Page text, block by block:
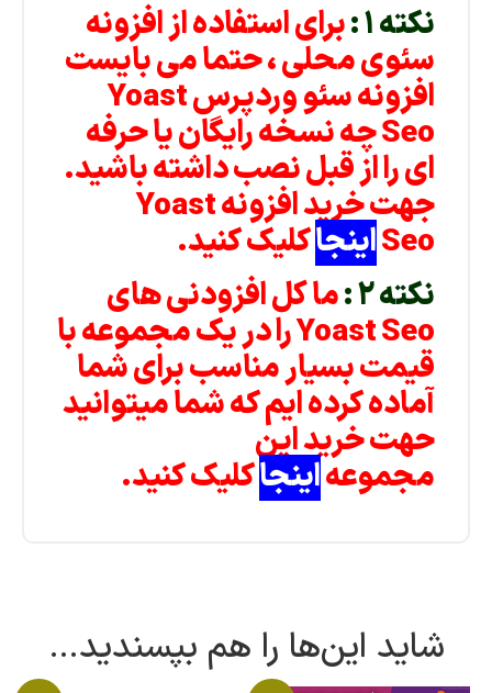
نکته ۱ : برای استفاده از افزونه
سئوی محلی ، حتما می بایست
افزونه سئو وردپرس Yoast
Seo چه نسخه رایگان یا حرفه
ای را از قبل نصب داشته باشید.
جهت خرید افزونه Yoast
Seoاینجاکلیک کنید.
نکته ۲ :
ما کل افزودنی های
Yoast Seo را در یک مجموعه با
قیمت بسیار مناسب برای شما
آماده کرده ایم که شما میتوانید
حهت خرید این
مجموعهاینجاکلیک کنید.
شاید این‌ها را هم بپسندید…